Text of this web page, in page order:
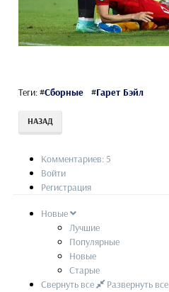
Теги:#Сборные #Гарет Бэйл
НАЗАД
Комментариев: 5
Войти
Регистрация
Новые
Лучшие
Популярные
Новые
Старые
Свернуть все
Развернуть все